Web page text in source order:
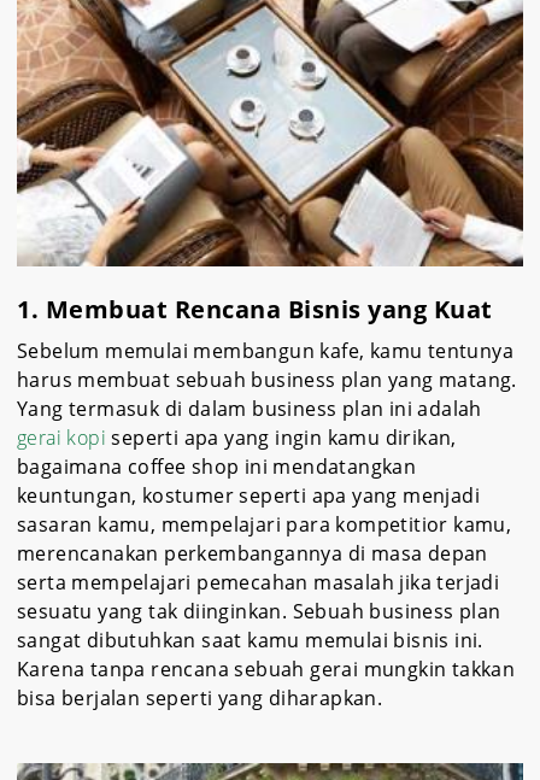
1. Membuat Rencana Bisnis yang Kuat
Sebelum memulai membangun kafe, kamu tentunya
harus membuat sebuah business plan yang matang.
Yang termasuk di dalam business plan ini adalah
gerai kopi seperti apa yang ingin kamu dirikan,
bagaimana coffee shop ini mendatangkan
keuntungan, kostumer seperti apa yang menjadi
sasaran kamu, mempelajari para kompetitior kamu,
merencanakan perkembangannya di masa depan
serta mempelajari pemecahan masalah jika terjadi
sesuatu yang tak diinginkan. Sebuah business plan
sangat dibutuhkan saat kamu memulai bisnis ini.
Karena tanpa rencana sebuah gerai mungkin takkan
bisa berjalan seperti yang diharapkan.